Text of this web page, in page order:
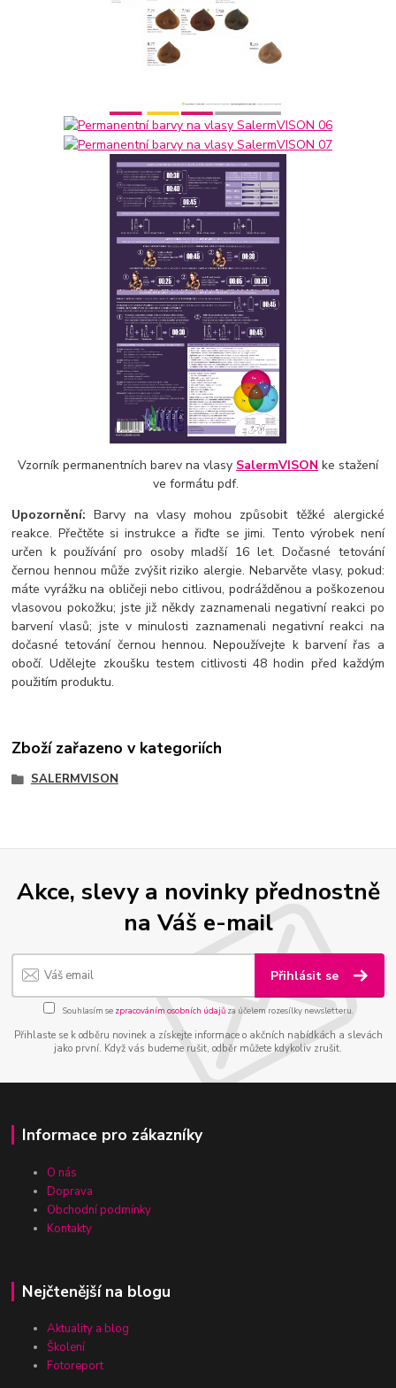
Vzorník permanentních barev na vlasy SalermVISON ke stažení
ve formátu pdf.
Upozornění: Barvy na vlasy mohou způsobit těžké alergické
reakce. Přečtěte si instrukce a řiďte se jimi. Tento výrobek není
určen k používání pro osoby mladší 16 let. Dočasné tetování
černou hennou může zvýšit riziko alergie. Nebarvěte vlasy, pokud:
máte vyrážku na obličeji nebo citlivou, podrážděnou a poškozenou
vlasovou pokožku; jste již někdy zaznamenali negativní reakci po
barvení vlasů; jste v minulosti zaznamenali negativní reakci na
dočasné tetování černou hennou. Nepoužívejte k barvení řas a
obočí. Udělejte zkoušku testem citlivosti 48 hodin před každým
použitím produktu.
Zboží zařazeno v kategoriích
SALERMVISON
Akce, slevy a novinky přednostně
na Váš e-mail
Přihlásit se
Souhlasím se zpracováním osobních údajůza účelem rozesílky newsletteru.
Přihlaste se k odběru novinek a získejte informace o akčních nabídkách a slevách
jako první. Když vás budeme rušit, odběr můžete kdykoliv zrušit.
Informace pro zákazníky
O nás
Doprava
Obchodní podmínky
Kontakty
Nejčtenější na blogu
Aktuality a blog
Školení
Fotoreport